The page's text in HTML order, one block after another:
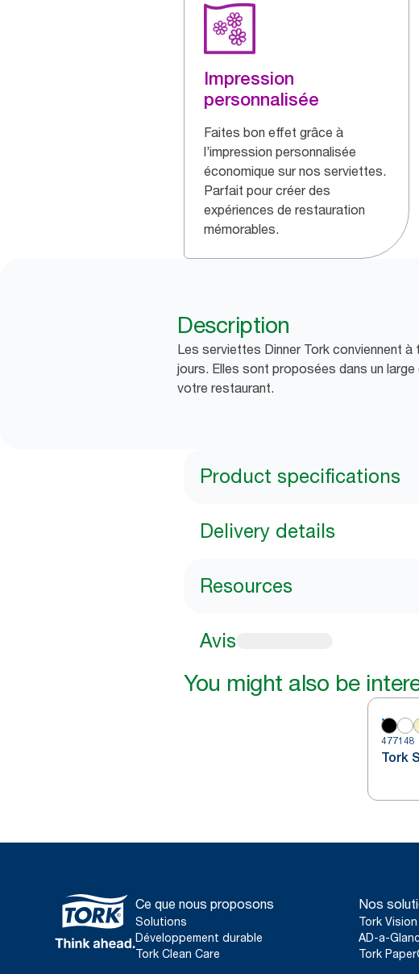
Impression
personnalisée
Faites bon effet grâce à
l’impression personnalisée
économique sur nos serviettes.
Parfait pour créer des
expériences de restauration
mémorables.
Description
Les serviettes Dinner Tork conviennent
jours. Elles sont proposées dans un
votre restaurant.
Product specifications
Delivery details
Resources
Avis
You might also be
477148
Tork
Ce que nous proposons
Solutions
Développement durable
Tork Clean Care
Nos
Tork
AD-a-
Tork